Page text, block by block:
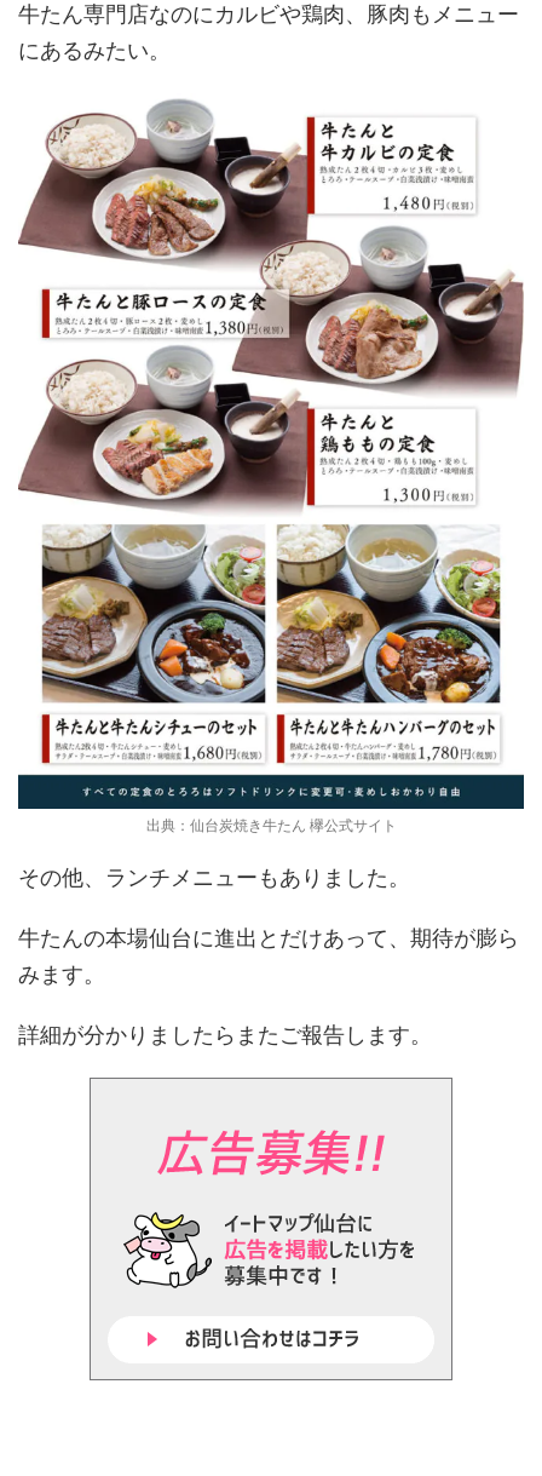
牛たん専門店なのにカルビや鶏肉、豚肉もメニュー
にあるみたい。
出典：仙台炭焼き牛たん 欅公式サイト
その他、ランチメニューもありました。
牛たんの本場仙台に進出とだけあって、期待が膨ら
みます。
詳細が分かりましたらまたご報告します。